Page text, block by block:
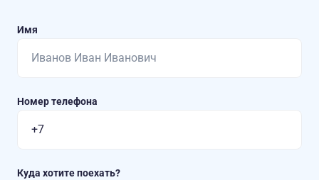
Имя
Номер телефона
Куда хотите поехать?